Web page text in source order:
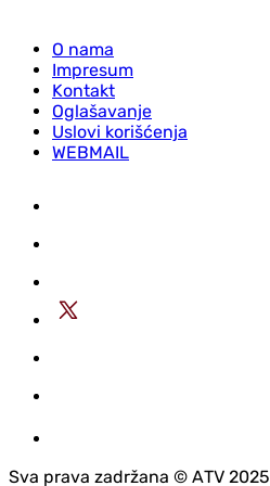
O nama
Impresum
Kontakt
Oglašavanje
Uslovi korišćenja
WEBMAIL
Sva prava zadržana © АTV 2025